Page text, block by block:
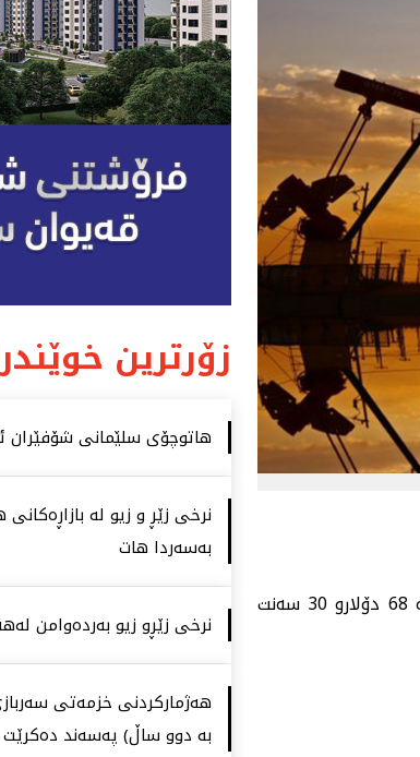
ئەمڕۆ یەكشەممە 6ی تەمووزی 2025، نرخی بەرمیلێك نەوتی خاوی برێنت لە بازاڕەكانی جیهان بە 68 دۆلارو 30 سەنت
زۆرترین
هاتوچۆی سلێمانی شۆفێران
نرخی زێڕ و زیو لە بازاڕەكانی
بەسەردا هات
نرخی زێڕو زیو بەردەوامن
هەژماركردنی خزمەتی
بە دوو ساڵ) پەسەند دەكرێت